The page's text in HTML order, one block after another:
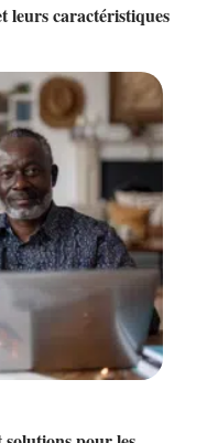
leurs caractéristiques